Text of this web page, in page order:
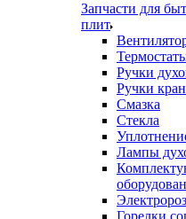
Запчасти для
плит
Ручки
Ручки
Смазка
Стекла
Лампы